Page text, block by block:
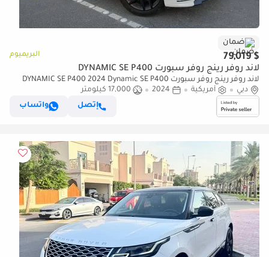
ضمان
$ 79,019 البريميوم
لاند روفر رينج روفر سبورت DYNAMIC SE P400
لاند روفر رينج روفر سبورت DYNAMIC SE P400 2024 Dynamic SE P400
دبي
أمريكية 2024
17,000 كيلومتر
إتصل
واتساب